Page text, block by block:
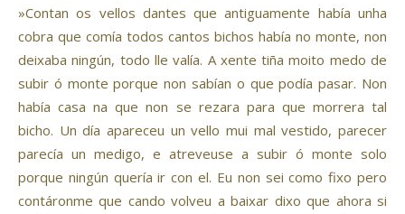
»Contan os vellos dantes que antiguamente había unha
cobra que comía todos cantos bichos había no monte, non
deixaba ningún, todo lle valía. A xente tiña moito medo de
subir ó monte porque non sabían o que podía pasar. Non
había casa na que non se rezara para que morrera tal
bicho. Un día apareceu un vello mui mal vestido, parecer
parecía un medigo, e atreveuse a subir ó monte solo
porque ningún quería ir con el. Eu non sei como fixo pero
contáronme que cando volveu a baixar dixo que ahora si